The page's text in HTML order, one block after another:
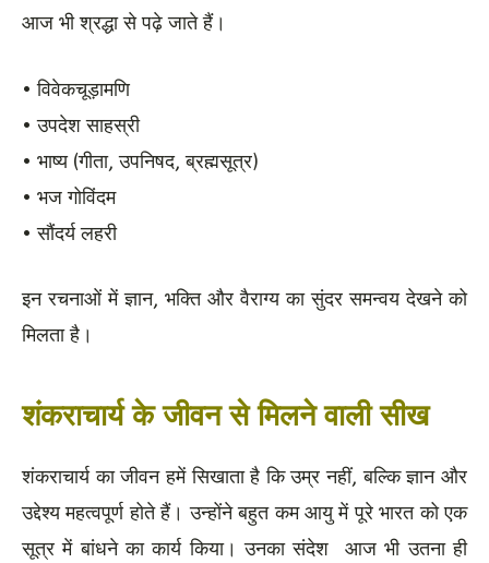
आज भी श्रद्धा से पढ़े जाते हैं।
• विवेकचूड़ामणि
• उपदेश साहस्री
• भाष्य (गीता, उपनिषद, ब्रह्मसूत्र)
• भज गोविंदम
• सौंदर्य लहरी
इन रचनाओं में ज्ञान, भक्ति और वैराग्य का सुंदर समन्वय देखने को
मिलता है।
शंकराचार्य के जीवन से मिलने वाली सीख
शंकराचार्य का जीवन हमें सिखाता है कि उम्र नहीं, बल्कि ज्ञान और
उद्देश्य महत्वपूर्ण होते हैं। उन्होंने बहुत कम आयु में पूरे भारत को एक
सूत्र में बांधने का कार्य किया। उनका संदेश आज भी उतना ही